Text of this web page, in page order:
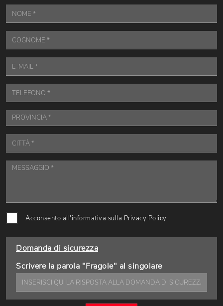
Acconsento all'informativa sulla Privacy Policy
Domanda di sicurezza
Scrivere la parola "Fragole" al singolare